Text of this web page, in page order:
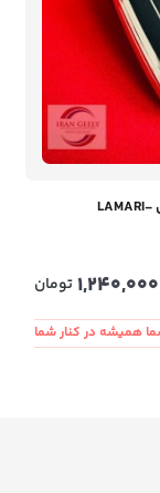
1,240,000 تومان
همیشه در کنار شما